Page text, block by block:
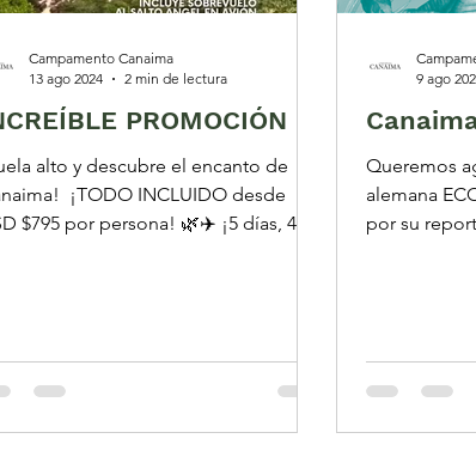
PROMOCIÓN
alto y descubre el encanto de
¡TODO INCLUIDO desde
$795 por persona! 🌿✈️ ¡5 días, 4
Campamento Canaima
13 ago 2024
2 min de lectura
Queremos
alemana ECOS (edición español-
por su
9 ago